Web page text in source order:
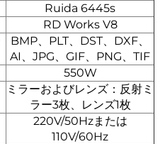
Ruida 6445s
RD Works V8
BMP、PLT、DST、DXF、
AI、JPG、GIF、PNG、TIF
550W
ミラーおよびレンズ：反射ミ
ラー3枚、レンズ1枚
220V/50Hzまたは
110V/60Hz